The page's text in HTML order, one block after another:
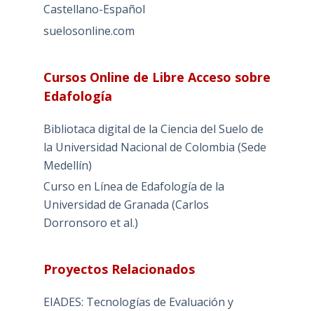
Castellano-Español
suelosonline.com
Cursos Online de Libre Acceso sobre
Edafología
Bibliotaca digital de la Ciencia del Suelo de
la Universidad Nacional de Colombia (Sede
Medellín)
Curso en Línea de Edafología de la
Universidad de Granada (Carlos
Dorronsoro et al.)
Proyectos Relacionados
EIADES: Tecnologías de Evaluación y